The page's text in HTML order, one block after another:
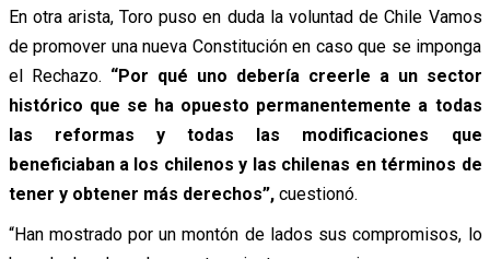
En otra arista, Toro puso en duda la voluntad de Chile Vamos
de promover una nueva Constitución en caso que se imponga
el Rechazo. “Por qué uno debería creerle a un sector
histórico que se ha opuesto permanentemente a todas
las reformas y todas las modificaciones que
beneficiaban a los chilenos y las chilenas en términos de
tener y obtener más derechos”,cuestionó.
“Han mostrado por un montón de lados sus compromisos, lo